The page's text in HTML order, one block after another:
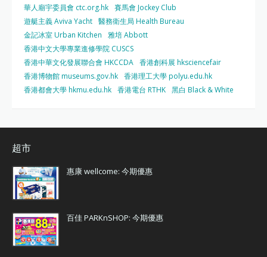
華人廟宇委員會 ctc.org.hk 賽馬會 Jockey Club
遊艇主義 Aviva Yacht 醫務衛生局 Health Bureau
金記冰室 Urban Kitchen
雅培 Abbott
香港中文大學專業進修學院 CUSCS
香港中華文化發展聯合會 HKCCDA 香港創科展 hksciencefair
香港博物館 museums.gov.hk 香港理工大學 polyu.edu.hk
香港都會大學 hkmu.edu.hk 香港電台 RTHK 黑白 Black & White
超市
惠康 wellcome: 今期優惠
百佳 PARKnSHOP: 今期優惠